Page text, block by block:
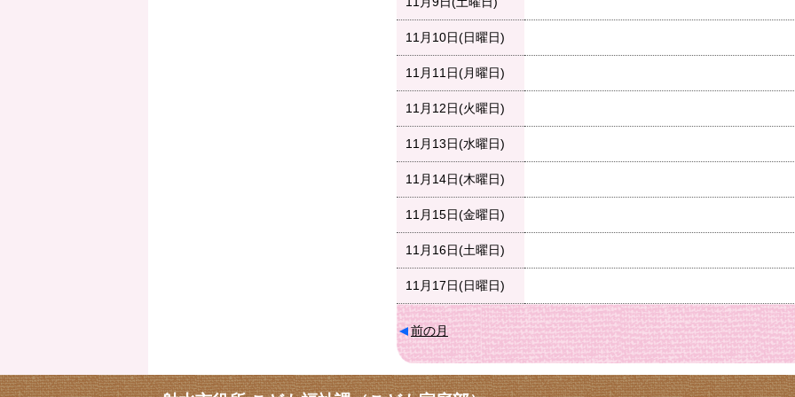
11月10日(日曜日)
11月11日(月曜日)
11月12日(火曜日)
11月13日(水曜日)
11月14日(木曜日)
11月15日(金曜日)
11月16日(土曜日)
11月17日(日曜日)
前の月